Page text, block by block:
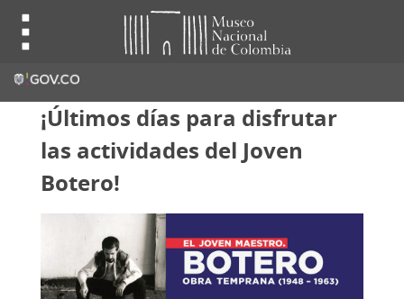
¡Últimos días para disfrutar
las actividades del Joven
Botero!